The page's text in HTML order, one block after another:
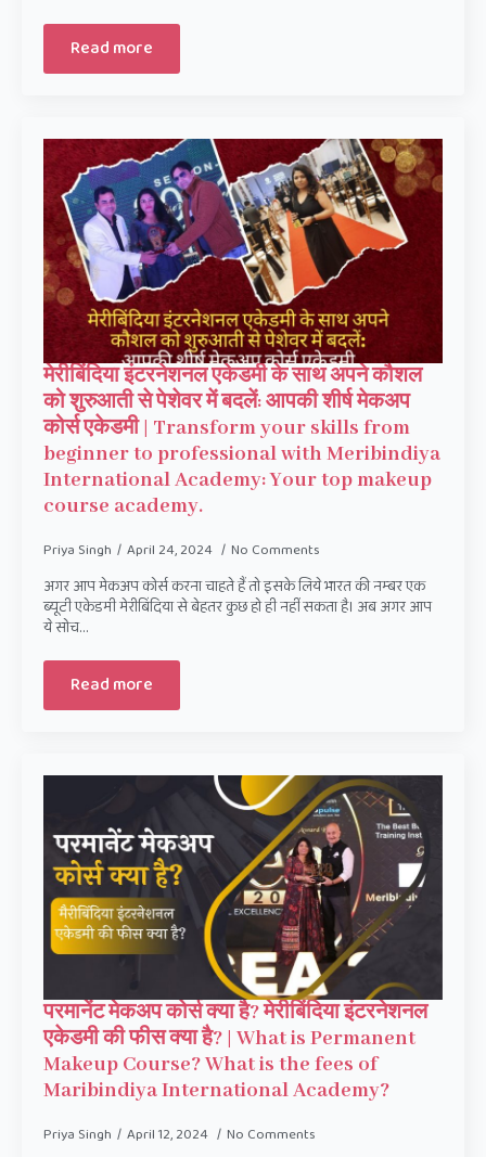
Read more
मेरीबिंदिया इंटरनेशनल एकेडमी के साथ अपने कौशल
को शुरुआती से पेशेवर में बदलें: आपकी शीर्ष मेकअप
कोर्स एकेडमी | Transform your skills from
beginner to professional with Meribindiya
International Academy: Your top makeup
course academy.
Priya Singh April 24, 2024 No Comments
अगर आप मेकअप कोर्स करना चाहते हैं तो इसके लिये भारत की नम्बर एक
ब्यूटी एकेडमी मेरीबिंदिया से बेहतर कुछ हो ही नहीं सकता है। अब अगर आप
ये सोच…
Read more
परमानेंट मेकअप कोर्स क्या है? मेरीबिंदिया इंटरनेशनल
एकेडमी की फीस क्या है? | What is Permanent
Makeup Course? What is the fees of
Maribindiya International Academy?
Priya Singh April 12, 2024 No Comments